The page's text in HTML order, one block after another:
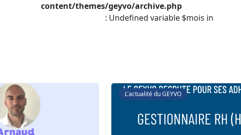
content/themes/geyvo/archive.php
: Undefined variable $mois in
L'actualité du GEYVO